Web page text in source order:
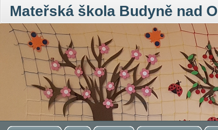
Mateřská škola Budyně nad